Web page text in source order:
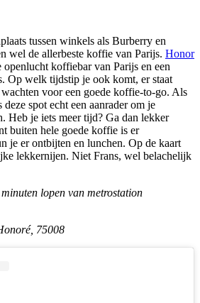
tussen winkels als Burberry en
wel de allerbeste koffie van Parijs. Honor
openlucht koffiebar van Parijs en een
Op welk tijdstip je ook komt, er staat
voor een goede koffie-to-go. Als
spot echt een aanrader om je
Heb je iets meer tijd? Ga dan lekker
buiten hele goede koffie is er
je er ontbijten en lunchen. Op de kaart
lekkernijen. Niet Frans, wel belachelijk
lopen van metrostation
75008